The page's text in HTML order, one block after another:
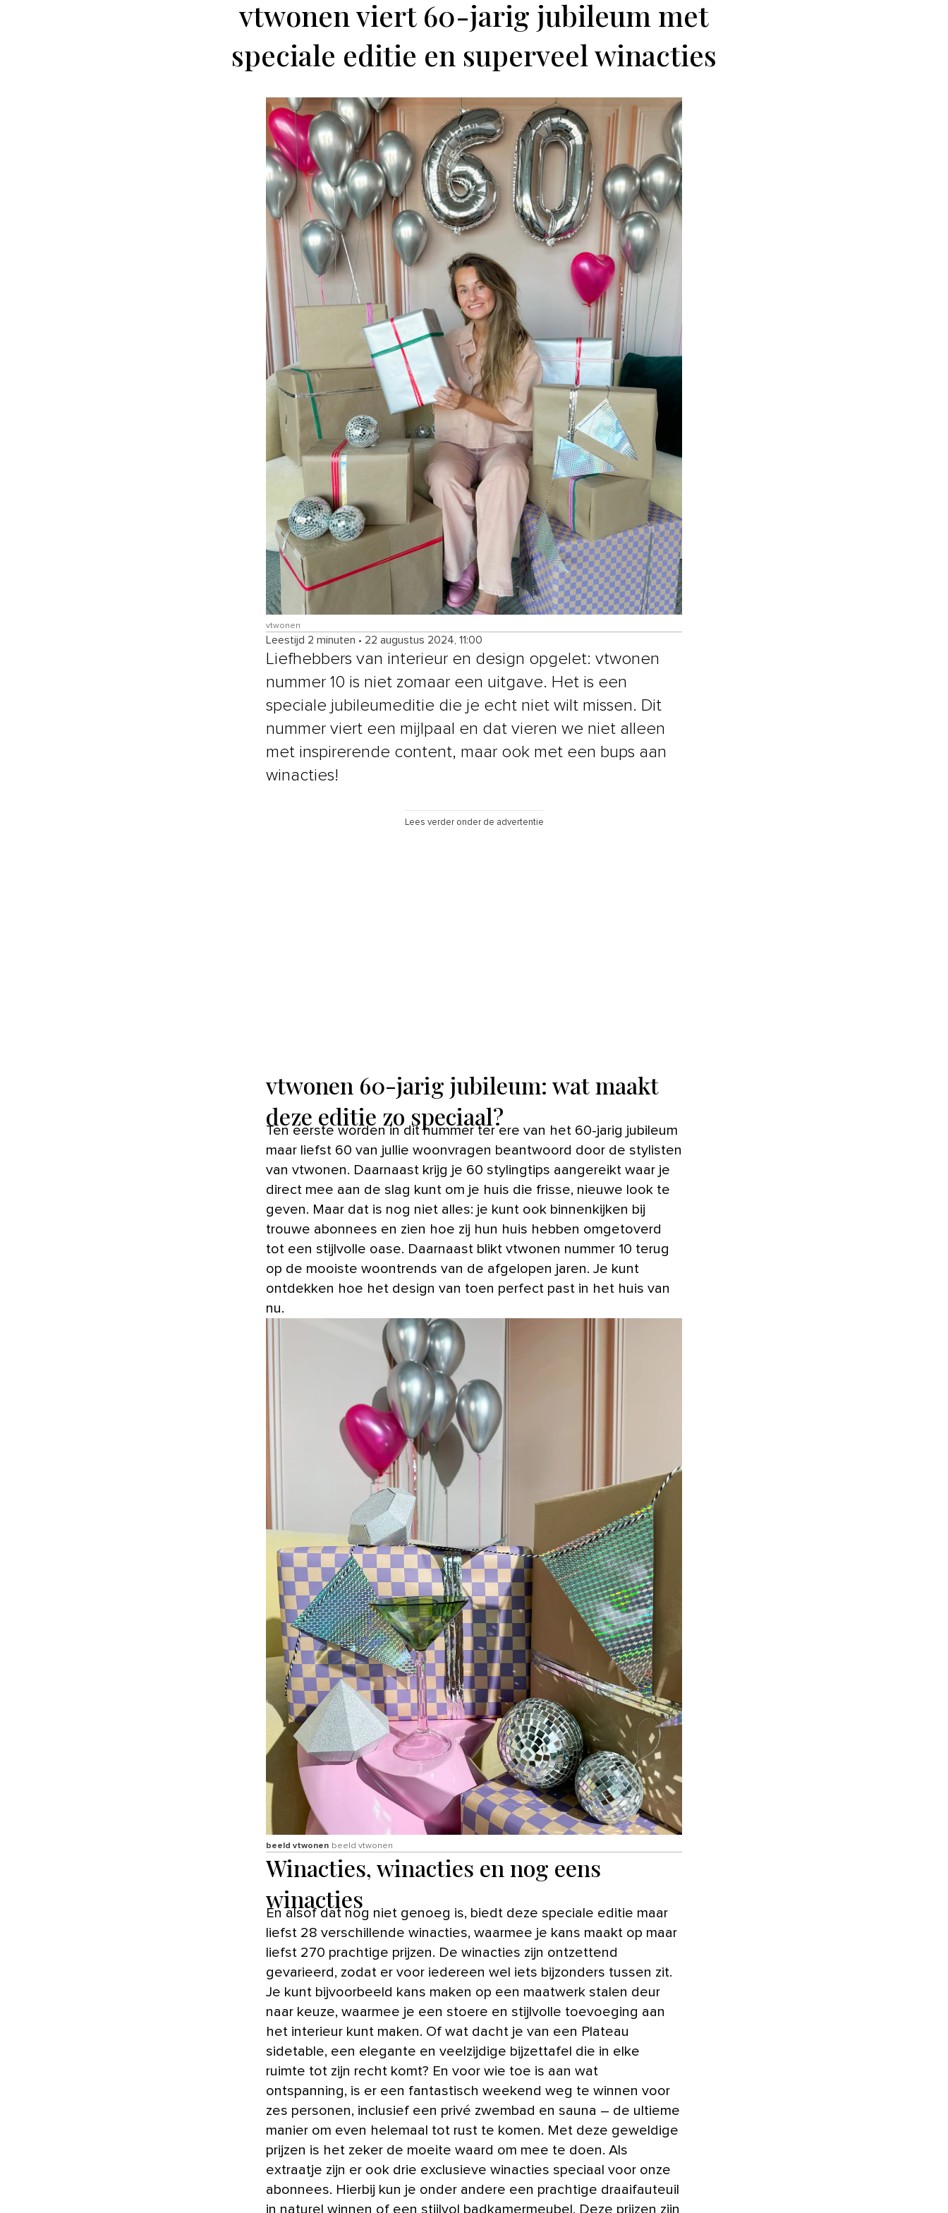
vtwonen viert 60-jarig jubileum met
speciale editie en superveel winacties
vtwonen
Leestijd 2 minuten • 22 augustus 2024, 11:00
Liefhebbers van interieur en design opgelet: vtwonen
nummer 10 is niet zomaar een uitgave. Het is een
speciale jubileumeditie die je echt niet wilt missen. Dit
nummer viert een mijlpaal en dat vieren we niet alleen
met inspirerende content, maar ook met een bups aan
winacties!
Lees verder onder de advertentie
vtwonen 60-jarig jubileum: wat maakt
deze editie zo speciaal?
Ten eerste worden in dit nummer ter ere van het 60-jarig jubileum
maar liefst 60 van jullie woonvragen beantwoord door de stylisten
van vtwonen. Daarnaast krijg je 60 stylingtips aangereikt waar je
direct mee aan de slag kunt om je huis die frisse, nieuwe look te
geven. Maar dat is nog niet alles: je kunt ook binnenkijken bij
trouwe abonnees en zien hoe zij hun huis hebben omgetoverd
tot een stijlvolle oase. Daarnaast blikt vtwonen nummer 10 terug
op de mooiste woontrends van de afgelopen jaren. Je kunt
ontdekken hoe het design van toen perfect past in het huis van
nu.
beeld vtwonen beeld vtwonen
Winacties, winacties en nog eens
winacties
En alsof dat nog niet genoeg is, biedt deze speciale editie maar
liefst 28 verschillende winacties, waarmee je kans maakt op maar
liefst 270 prachtige prijzen. De winacties zijn ontzettend
gevarieerd, zodat er voor iedereen wel iets bijzonders tussen zit.
Je kunt bijvoorbeeld kans maken op een maatwerk stalen deur
naar keuze, waarmee je een stoere en stijlvolle toevoeging aan
het interieur kunt maken. Of wat dacht je van een Plateau
sidetable, een elegante en veelzijdige bijzettafel die in elke
ruimte tot zijn recht komt? En voor wie toe is aan wat
ontspanning, is er een fantastisch weekend weg te winnen voor
zes personen, inclusief een privé zwembad en sauna – de ultieme
manier om even helemaal tot rust te komen. Met deze geweldige
prijzen is het zeker de moeite waard om mee te doen. Als
extraatje zijn er ook drie exclusieve winacties speciaal voor onze
abonnees. Hierbij kun je onder andere een prachtige draaifauteuil
in naturel winnen of een stijlvol badkamermeubel. Deze prijzen zijn